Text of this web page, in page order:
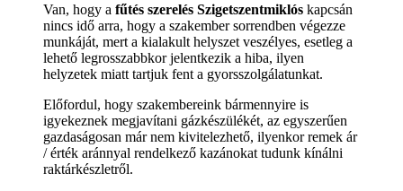
Van, hogy a fűtés szerelés Szigetszentmiklós kapcsán
nincs idő arra, hogy a szakember sorrendben végezze
munkáját, mert a kialakult helyszet veszélyes, esetleg a
lehető legrosszabbkor jelentkezik a hiba, ilyen
helyzetek miatt tartjuk fent a gyorsszolgálatunkat.
Előfordul, hogy szakembereink bármennyire is
igyekeznek megjavítani gázkészülékét, az egyszerűen
gazdaságosan már nem kivitelezhető, ilyenkor remek ár
/ érték aránnyal rendelkező kazánokat tudunk kínálni
raktárkészletről.